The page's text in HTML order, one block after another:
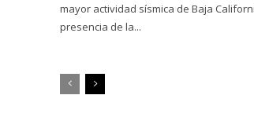
mayor actividad sísmica de Baja
presencia de la...